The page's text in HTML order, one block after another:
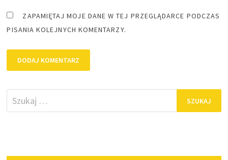
ZAPAMIĘTAJ MOJE DANE W TEJ PRZEGLĄDARCE PODCZAS
PISANIA KOLEJNYCH KOMENTARZY.
Szukaj: